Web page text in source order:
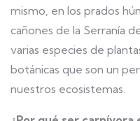
mismo, en los prados
cañones de la Serranía
varias especies de
botánicas que son un
nuestros ecosistemas.